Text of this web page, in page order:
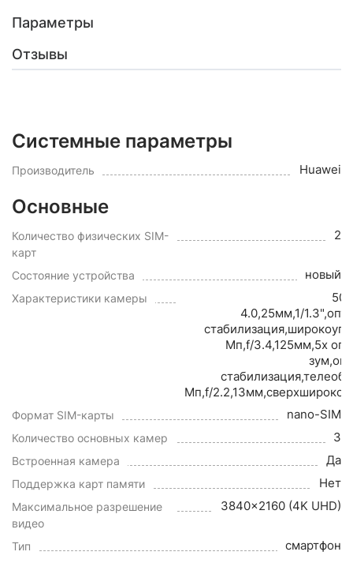
Параметры
Отзывы
Системные параметры
Производитель Huawei
Основные
Количество физических SIM-
карт
2
Состояние устройства новый
Характеристики камеры
50
4.0,25мм,1/
Мп,f/3.4,125мм,5x
Мп,f/
Формат SIM-карты nano-SIM
Количество основных камер 3
Встроенная камера Да
Поддержка карт памяти Нет
Максимальное разрешение
видео
3840x2160 (4K UHD)
Тип смартфон